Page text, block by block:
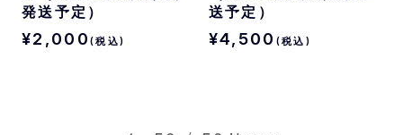
発送予定）
¥2,000 (税込)
送予定）
¥4,500 (税込)